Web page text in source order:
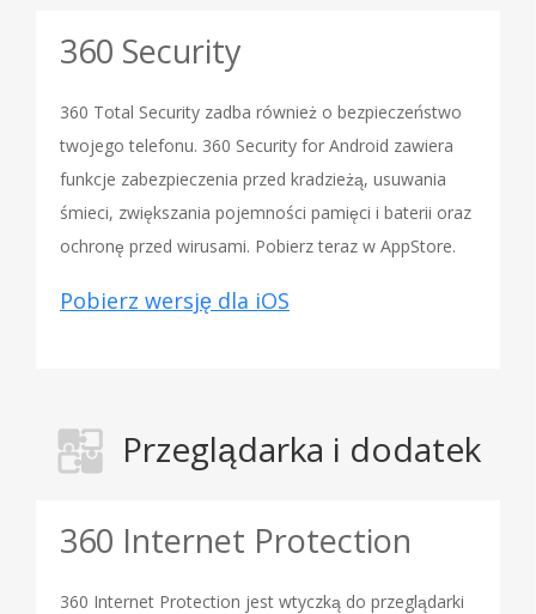
360 Security
360 Total Security zadba również o bezpieczeństwo
twojego telefonu. 360 Security for Android zawiera
funkcje zabezpieczenia przed kradzieżą, usuwania
śmieci, zwiększania pojemności pamięci i baterii oraz
ochronę przed wirusami. Pobierz teraz w AppStore.
Pobierz wersję dla iOS
Przeglądarka i dodatek
360 Internet Protection
360 Internet Protection jest wtyczką do przeglądarki